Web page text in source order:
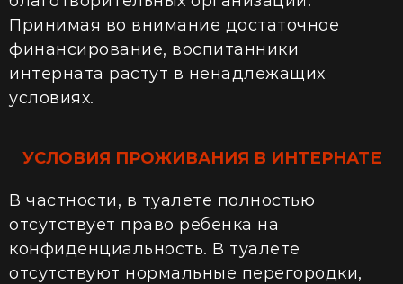
Принимая во внимание достаточное
финансирование, воспитанники
интерната растут в ненадлежащих
условиях.
УСЛОВИЯ ПРОЖИВАНИЯ В ИНТЕРНАТЕ
В частности, в туалете полностью
отсутствует право ребенка на
конфиденциальность. В туалете
отсутствуют нормальные перегородки,